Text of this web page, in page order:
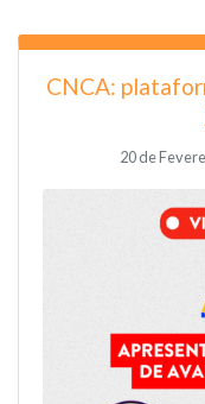
CNCA:
20 de